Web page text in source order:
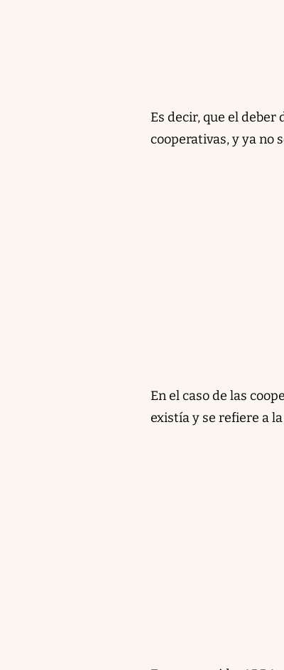
Es decir, que el
cooperativas, y ya no
En el caso de las
existía y se refiere a